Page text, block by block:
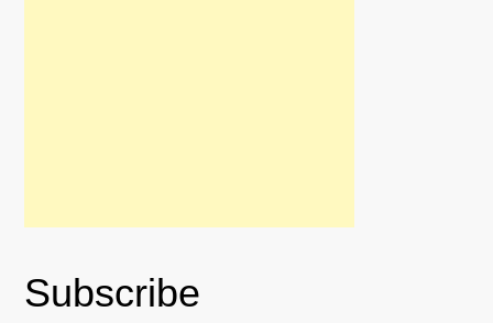
Subscribe